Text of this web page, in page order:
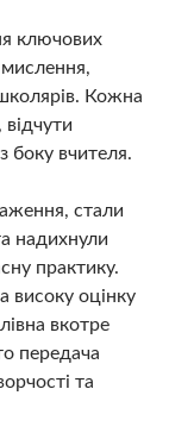
ключових
Кожна
боку вчителя.
стали
надихнули
практику.
високу оцінку
вкотре
передача
та